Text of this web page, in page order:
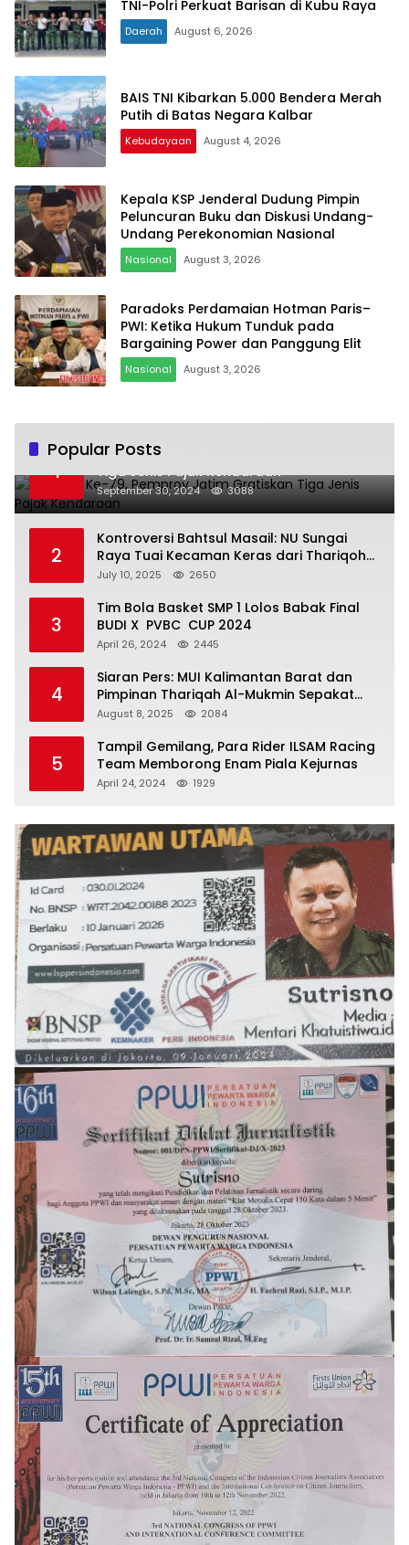
TNI-Polri Perkuat Barisan di Kubu Raya
Daerah August 6, 2026
BAIS TNI Kibarkan 5.000 Bendera Merah
Putih di Batas Negara Kalbar
Kebudayaan August 4, 2026
Kepala KSP Jenderal Dudung Pimpin
Peluncuran Buku dan Diskusi Undang-
Undang Perekonomian Nasional
Nasional August 3, 2026
Paradoks Perdamaian Hotman Paris–
PWI: Ketika Hukum Tunduk pada
Bargaining Power dan Panggung Elit
Nasional August 3, 2026
Popular Posts
1
Hari Jadi Ke-79, Pemprov Jatim Gratiskan
Tiga Jenis Pajak Kendaraan
September 30, 2024 3088
2
Kontroversi Bahtsul Masail: NU Sungai
Raya Tuai Kecaman Keras dari Thariqoh
Al Mu’min
July 10, 2025 2650
3
Tim Bola Basket SMP 1 Lolos Babak Final
BUDI X PVBC CUP 2024
April 26, 2024 2445
4
Siaran Pers: MUI Kalimantan Barat dan
Pimpinan Thariqah Al-Mukmin Sepakat
Jaga Umat
August 8, 2025 2084
5
Tampil Gemilang, Para Rider ILSAM Racing
Team Memborong Enam Piala Kejurnas
April 24, 2024 1929